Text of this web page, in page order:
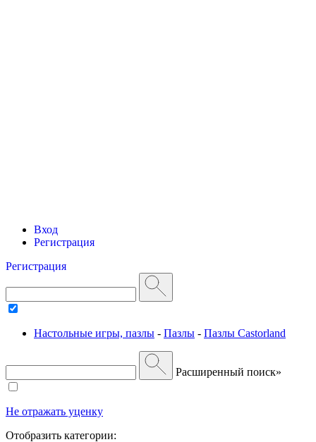
Вход
Регистрация
Регистрация
Настольные игры, пазлы - Пазлы - Пазлы Castorland
Расширенный поиск»
Не отражать уценку
Отобразить категории: